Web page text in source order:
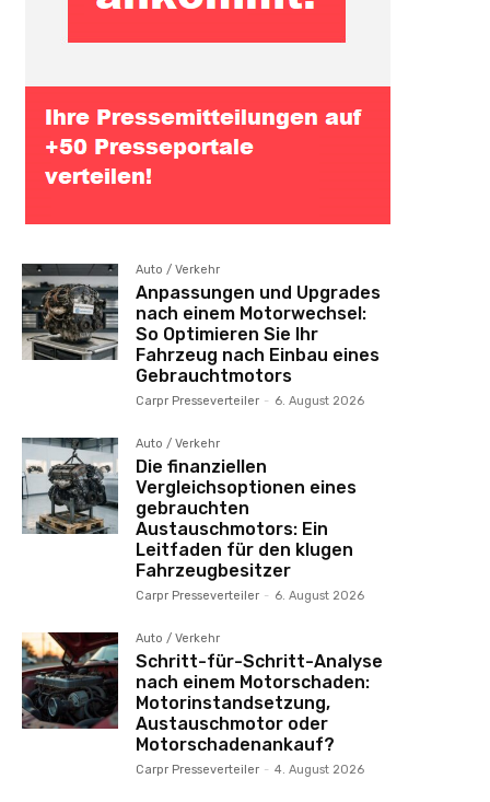
Auto / Verkehr
Anpassungen und Upgrades
nach einem Motorwechsel:
So Optimieren Sie Ihr
Fahrzeug nach Einbau eines
Gebrauchtmotors
Carpr Presseverteiler - 6. August 2026
Auto / Verkehr
Die finanziellen
Vergleichsoptionen eines
gebrauchten
Austauschmotors: Ein
Leitfaden für den klugen
Fahrzeugbesitzer
Carpr Presseverteiler - 6. August 2026
Auto / Verkehr
Schritt-für-Schritt-Analyse
nach einem Motorschaden:
Motorinstandsetzung,
Austauschmotor oder
Motorschadenankauf?
Carpr Presseverteiler - 4. August 2026